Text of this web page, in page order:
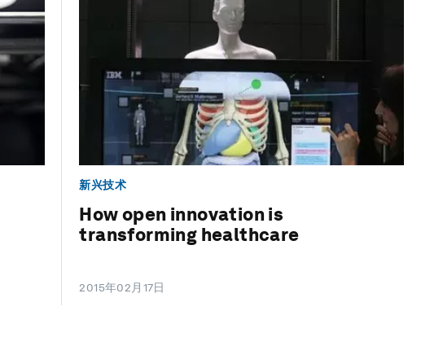
新兴技术
How open innovation is
transforming healthcare
2015年02月17日